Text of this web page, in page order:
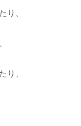
り、
り、